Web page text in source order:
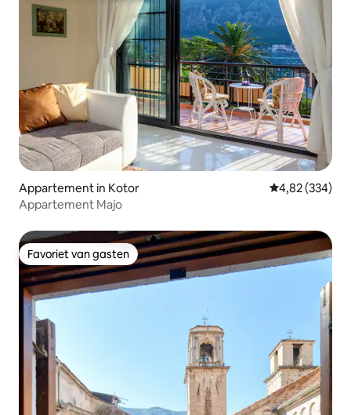
Appartement in Kotor Gemiddelde
4,82 (334)
Appartement Majo
Favoriet van gasten
Favoriet van gasten